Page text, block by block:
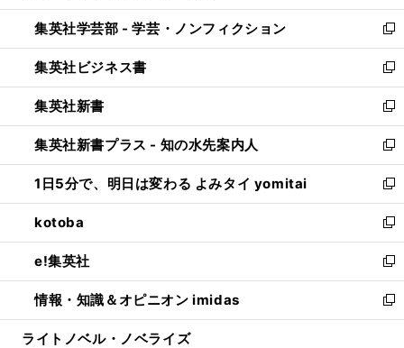
開
く
ウ
で
開
く
ン
ド
ウ
で
開
く
ウ
ィ
ン
ド
ウ
で
開
く
集英社学芸部 - 学芸・ノンフィクション
新
し
い
ウ
ィ
ン
ド
ウ
で
開
く
集英社ビジネス書
新
し
い
ウ
ィ
ン
ド
ウ
で
開
く
集英社新書
新
し
い
ウ
ィ
ン
ド
ウ
で
開
く
集英社新書プラス - 知の水先案内人
新
し
い
ウ
ィ
ン
ド
ウ
で
開
1日5分で、明日は変わる よみタイ yomitai
新
し
い
ウ
ィ
ン
ド
ウ
kotoba
新
し
い
ウ
ィ
ン
e!集英社
新
し
い
ウ
情報・知識＆オピニオン imidas
新
し
ライトノベル・ノベライズ